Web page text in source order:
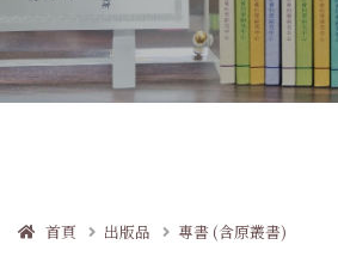
首頁 出版品 專書 (含原叢書)